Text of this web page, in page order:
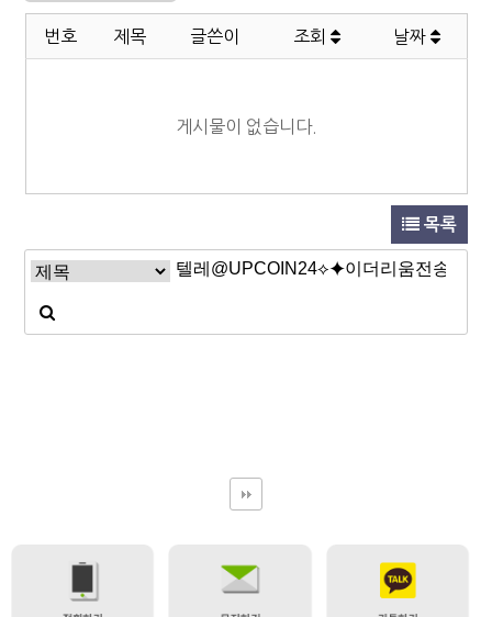
번호 제목 글쓴이 조회 날짜
게시물이 없습니다.
목록